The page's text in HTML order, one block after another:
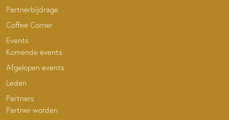
Partnerbijdrage
Coffee Corner
Events
Komende events
Afgelopen events
Leden
Partners
Partner worden